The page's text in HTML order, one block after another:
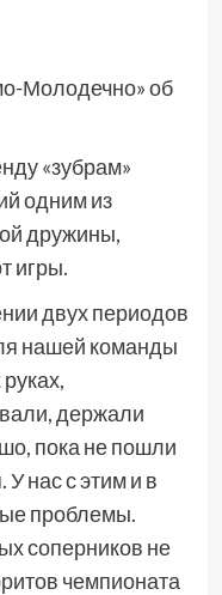
Молодечно» об
«зубрам»
одним из
дружины,
игры.
двух периодов
нашей команды
держали
пока не пошли
нас с этим и в
проблемы.
соперников не
чемпионата